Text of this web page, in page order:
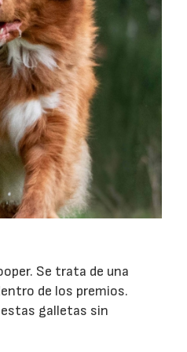
Se trata de una
de los premios.
galletas sin